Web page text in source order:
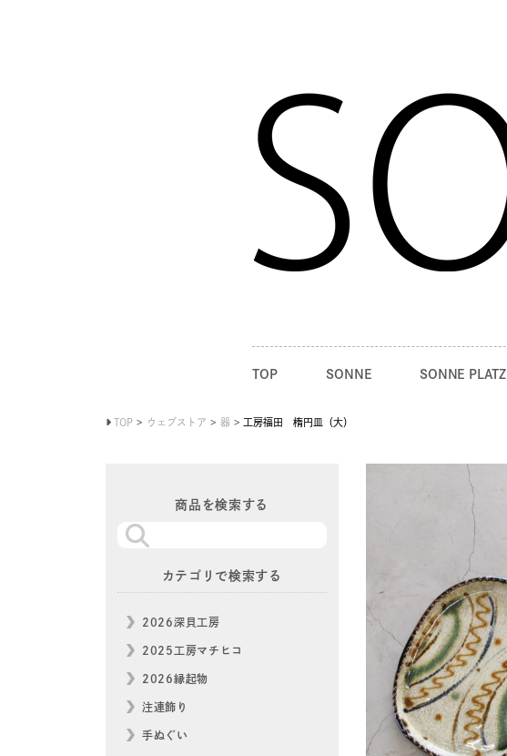
TOP SONNE SONNE PLATZ
TOP ウェブストア 器 工房福田 楕円皿（大）
商品を検索する
カテゴリで検索する
2026深貝工房
2025工房マチヒコ
2026縁起物
注連飾り
手ぬぐい